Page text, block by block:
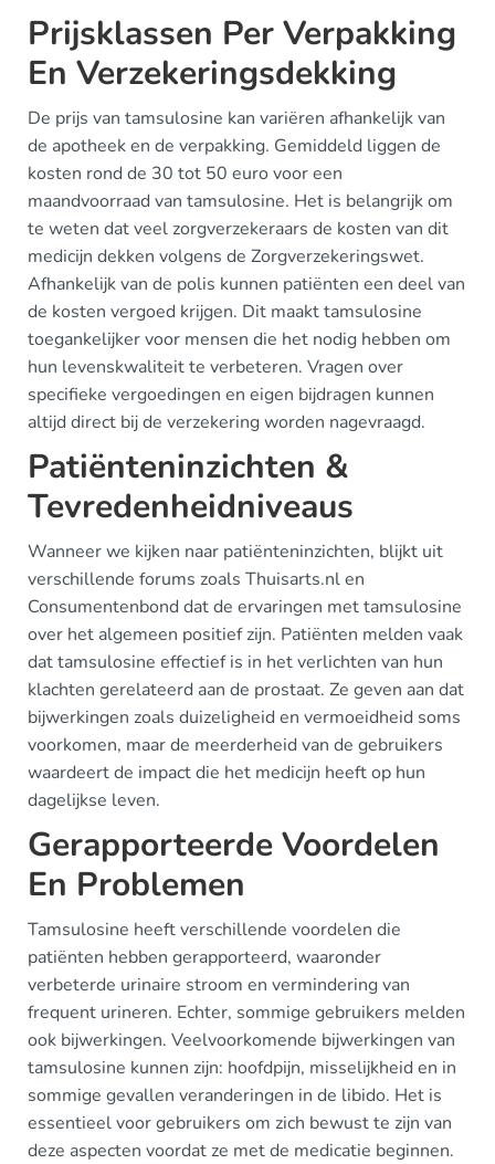
Prijsklassen Per Verpakking
En Verzekeringsdekking
De prijs van tamsulosine kan variëren afhankelijk van
de apotheek en de verpakking. Gemiddeld liggen de
kosten rond de 30 tot 50 euro voor een
maandvoorraad van tamsulosine. Het is belangrijk om
te weten dat veel zorgverzekeraars de kosten van dit
medicijn dekken volgens de Zorgverzekeringswet.
Afhankelijk van de polis kunnen patiënten een deel van
de kosten vergoed krijgen. Dit maakt tamsulosine
toegankelijker voor mensen die het nodig hebben om
hun levenskwaliteit te verbeteren. Vragen over
specifieke vergoedingen en eigen bijdragen kunnen
altijd direct bij de verzekering worden nagevraagd.
Patiënteninzichten &
Tevredenheidniveaus
Wanneer we kijken naar patiënteninzichten, blijkt uit
verschillende forums zoals Thuisarts.nl en
Consumentenbond dat de ervaringen met tamsulosine
over het algemeen positief zijn. Patiënten melden vaak
dat tamsulosine effectief is in het verlichten van hun
klachten gerelateerd aan de prostaat. Ze geven aan dat
bijwerkingen zoals duizeligheid en vermoeidheid soms
voorkomen, maar de meerderheid van de gebruikers
waardeert de impact die het medicijn heeft op hun
dagelijkse leven.
Gerapporteerde Voordelen
En Problemen
Tamsulosine heeft verschillende voordelen die
patiënten hebben gerapporteerd, waaronder
verbeterde urinaire stroom en vermindering van
frequent urineren. Echter, sommige gebruikers melden
ook bijwerkingen. Veelvoorkomende bijwerkingen van
tamsulosine kunnen zijn: hoofdpijn, misselijkheid en in
sommige gevallen veranderingen in de libido. Het is
essentieel voor gebruikers om zich bewust te zijn van
deze aspecten voordat ze met de medicatie beginnen.